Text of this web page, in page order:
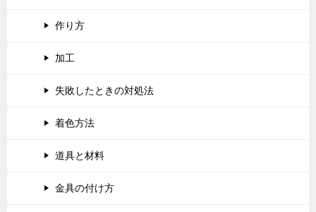
作り方
加工
失敗したときの対処法
着色方法
道具と材料
金具の付け方